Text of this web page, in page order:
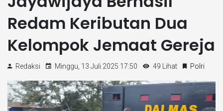
Redam Keributan Dua
Kelompok Jemaat Gereja
Redaksi Minggu, 13 Juli 2025 17:50 49 Lihat Polri